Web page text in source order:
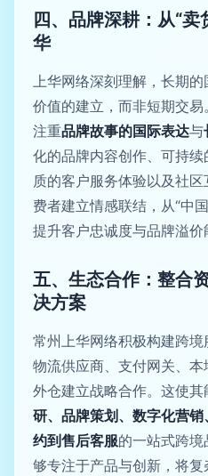
四、品牌深耕：从“卖
华
上华网络深刻理解，长期
价值的建立，而非短期交
注重品牌故事的国际表达与
化的品牌内容创作、可持
质的客户服务体验以及社
费者建立情感联结，从“中
提升客户忠诚度与品牌溢价
五、生态合作：整合
决方案
常州上华网络积极构建跨
物流供应商、支付网关、
外仓建立战略合作。这使
研、品牌策划、数字化营
约到售后客服的一站式跨
够专注于产品与创新，将